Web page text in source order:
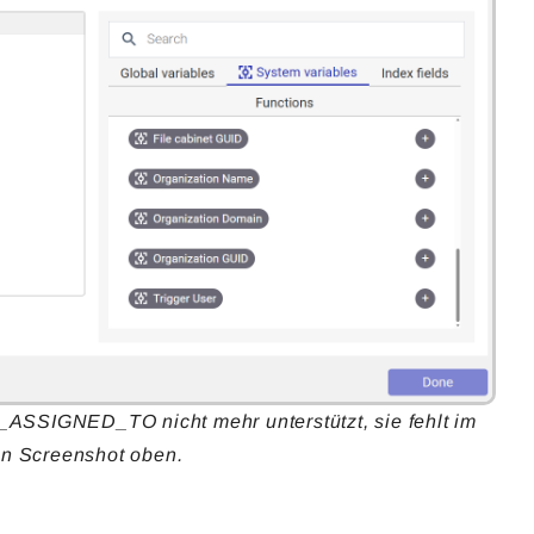
nicht mehr unterstützt, sie fehlt im
Screenshot oben.